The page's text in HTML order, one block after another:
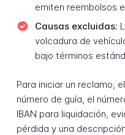
emiten reembolsos
Causas excluidas:
volcadura de
bajo términos
Para iniciar un reclamo,
número de guía, el
IBAN para liquidación,
pérdida y una